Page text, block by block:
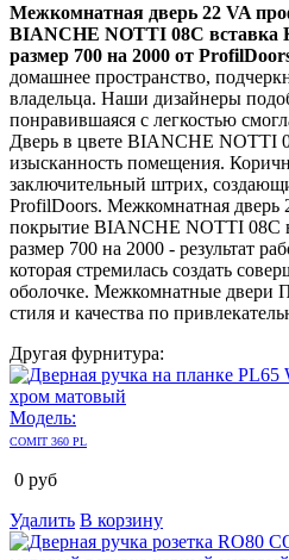
Межкомнатная дверь 22 VA
BIANCHE NOTTI 08C вставка
размер 700 на 2000 от
домашнее пространство,
владельца. Наши дизайнеры
понравившаяся с легкостью
Дверь в цвете BIANCHE NOTTI
изысканность помещения.
заключительный штрих,
ProfilDoors. Межкомнатная дверь
покрытие BIANCHE NOTTI 08C
размер 700 на 2000 - результат
которая стремилась создать
оболочке. Межкомнатные двери
стиля и качества по
Другая фурнитура:
Модель:
COMIT 360 PL
0 руб
Удалить В корзину